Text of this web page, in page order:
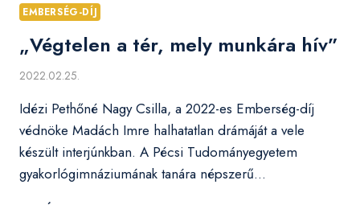
EMBERSÉG-DÍJ
„Végtelen a tér, mely munkára hív”
2022.02.25.
Idézi Pethőné Nagy Csilla, a 2022-es Emberség-díj
védnöke Madách Imre halhatatlan drámáját a vele
készült interjúnkban. A Pécsi Tudományegyetem
gyakorlógimnáziumának tanára népszerű…